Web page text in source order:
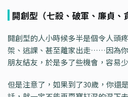
開創型（七殺、破軍、廉貞、
開創型的人小時候多半是個令人頭
架、逃課、甚至離家出走……因為
朋友結友，於是多了些機會，容易
但是注意了，如果到了30歲，你還